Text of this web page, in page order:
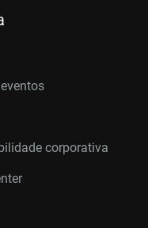
corporativa